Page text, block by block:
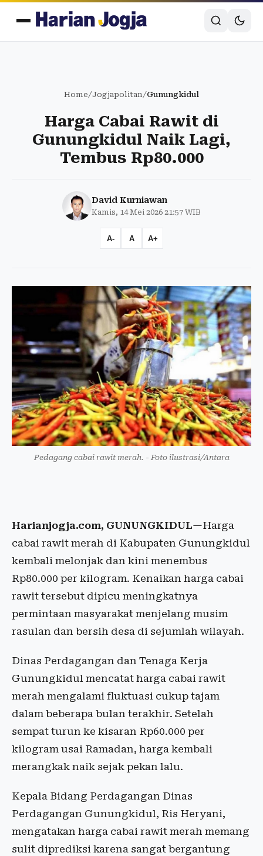
Home/Jogjapolitan/Gunungkidul
Harga Cabai Rawit di
Gunungkidul Naik Lagi,
Tembus Rp80.000
David Kurniawan
Kamis, 14 Mei 2026 21:57 WIB
A- A A+
Pedagang cabai rawit merah. - Foto ilustrasi/Antara
Harianjogja.com, GUNUNGKIDUL—Harga
cabai rawit merah di Kabupaten Gunungkidul
kembali melonjak dan kini menembus
Rp80.000 per kilogram. Kenaikan harga cabai
rawit tersebut dipicu meningkatnya
permintaan masyarakat menjelang musim
rasulan dan bersih desa di sejumlah wilayah.
Dinas Perdagangan dan Tenaga Kerja
Gunungkidul mencatat harga cabai rawit
merah mengalami fluktuasi cukup tajam
dalam beberapa bulan terakhir. Setelah
sempat turun ke kisaran Rp60.000 per
kilogram usai Ramadan, harga kembali
merangkak naik sejak pekan lalu.
Kepala Bidang Perdagangan Dinas
Perdagangan Gunungkidul, Ris Heryani,
mengatakan harga cabai rawit merah memang
sulit diprediksi karena sangat bergantung